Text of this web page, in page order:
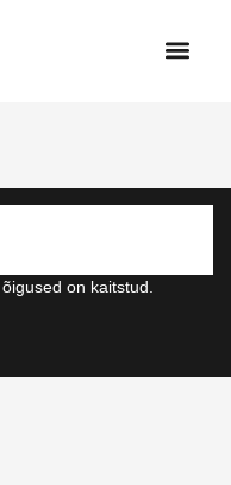
on kaitstud.